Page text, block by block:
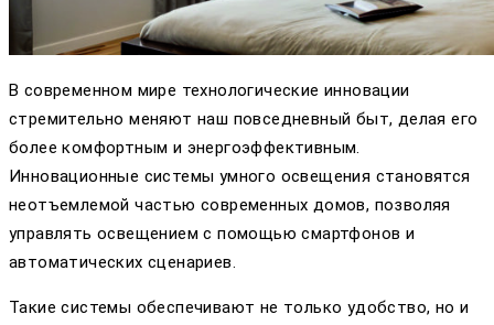
В современном мире технологические инновации
стремительно меняют наш повседневный быт, делая его
более комфортным и энергоэффективным.
Инновационные системы умного освещения становятся
неотъемлемой частью современных домов, позволяя
управлять освещением с помощью смартфонов и
автоматических сценариев.
Такие системы обеспечивают не только удобство, но и